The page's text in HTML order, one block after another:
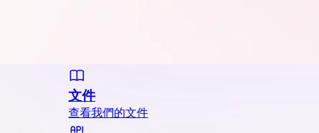
文件
查看我們的文件